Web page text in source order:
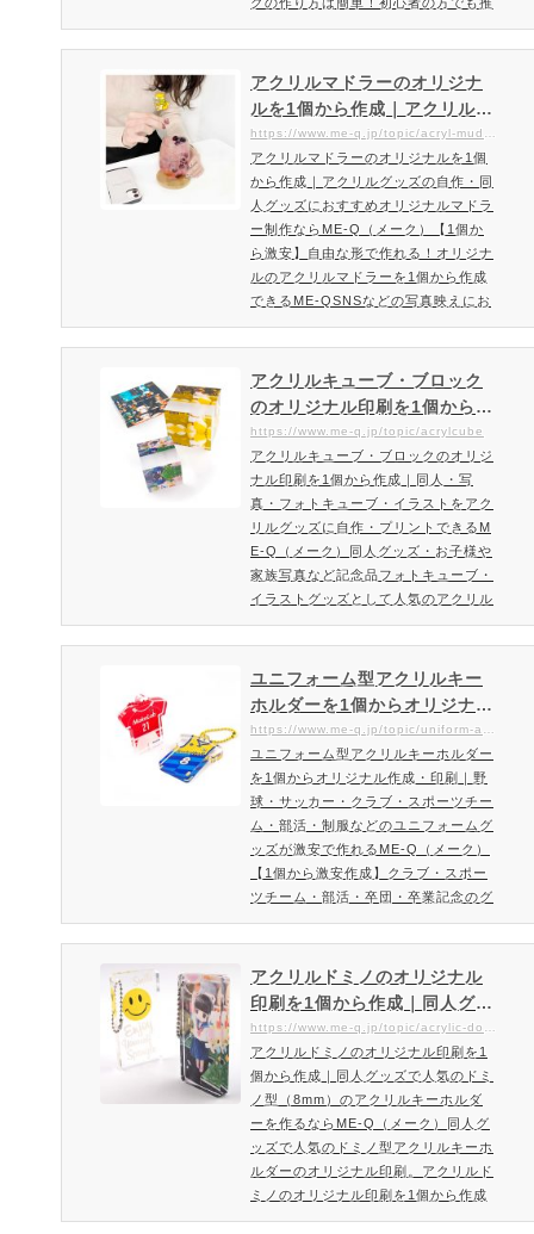
しリングを楽しんでお作り頂けます。
SNSなどで輝く写真映え抜群のアクリ
ル製推しリングを、1個からオリジナ
ルデザインでお作り頂けます。オリジ
ナルのアクリルリングの作り方は簡
ゼントにもおすすめ。あなただけの
アクリルマドラーのオリジナ
ルを1個から作成｜アクリルグ
ッズの自作・同人グッズにお
すすめオリジナルマドラー制
作ならME-Q（メーク）
https://www.me-q.jp/topic/acryl-muddler
アクリルマドラーのオリジナルを1個
から作成｜アクリルグッズの自作・同
人グッズにおすすめオリジナルマドラ
ー制作ならME-Q（メーク）【1個か
ら激安】自由な形で作れる！オリジナ
ルのアクリルマドラーを1個から作成
できるME-QSNSなどの写真映えにお
すすめ！個人用・ノベルティグッズ・
販促品・記念品・プレゼントに最適な
オリジナルのアクリルマドラーアクリ
ル製のオリジナルマドラーを1個から
フルカラーでプリント・作成頂けま
イデアでオリジナリティ溢れるマド…
アクリルキューブ・ブロック
のオリジナル印刷を1個から作
成｜同人・写真・フォトキュ
ーブ・イラストをアクリルグ
ッズに自作・プリントできる
ME-Q（メーク）
https://www.me-q.jp/topic/acrylcube
アクリルキューブ・ブロックのオリジ
ナル印刷を1個から作成｜同人・写
真・フォトキューブ・イラストをアク
リルグッズに自作・プリントできるM
E-Q（メーク）同人グッズ・お子様や
家族写真など記念品フォトキューブ・
イラストグッズとして人気のアクリル
キューブ・アクリルブロックを1個か
ら印刷可能同人グッズ・プレゼント・
オブジェを透明度の高いキューブに印
刷。魅力的なアクリルグッズをお届け
します。透明度が高く、奥行きあるア
ユニフォーム型アクリルキー
ホルダーを1個からオリジナル
作成・印刷｜野球・サッカ
ー・クラブ・スポーツチー
ム・部活・制服などのユニフ
ォームグッズが激安で作れる
ME-Q（メーク）
https://www.me-q.jp/topic/uniform-acrylic-key
ユニフォーム型アクリルキーホルダー
を1個からオリジナル作成・印刷｜野
球・サッカー・クラブ・スポーツチー
ム・部活・制服などのユニフォームグ
ッズが激安で作れるME-Q（メーク）
【1個から激安作成】クラブ・スポー
ツチーム・部活・卒団・卒業記念のグ
ッズ作りに人気のユニフォーム型アク
リルキーホルダー野球・サッカー・ク
ラブ・スポーツチーム・部活・制服な
どのユニフォームグッズを激安作成！
オリジナルでユニフォーム型アクリル
活の記念品に最適なユニフ…
アクリルドミノのオリジナル
印刷を1個から作成｜同人グッ
ズで人気のドミノ型（8mm）
のアクリルキーホルダーを作
るならME-Q（メーク）
https://www.me-q.jp/topic/acrylic-domino
アクリルドミノのオリジナル印刷を1
個から作成｜同人グッズで人気のドミ
ノ型（8mm）のアクリルキーホルダ
ーを作るならME-Q（メーク）同人グ
ッズで人気のドミノ型アクリルキーホ
ルダーのオリジナル印刷。アクリルド
ミノのオリジナル印刷を1個から作成
可能。アクリルドミノはお部屋のイン